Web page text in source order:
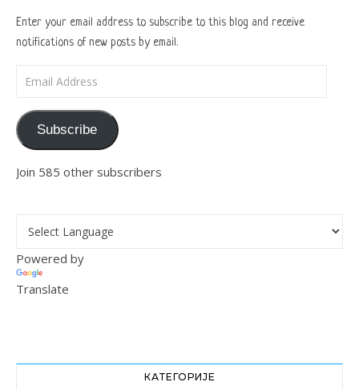
Enter your email address to subscribe to this blog and receive
notifications of new posts by email.
Subscribe
Join 585 other subscribers
Powered by
Translate
КАТЕГОРИЈЕ